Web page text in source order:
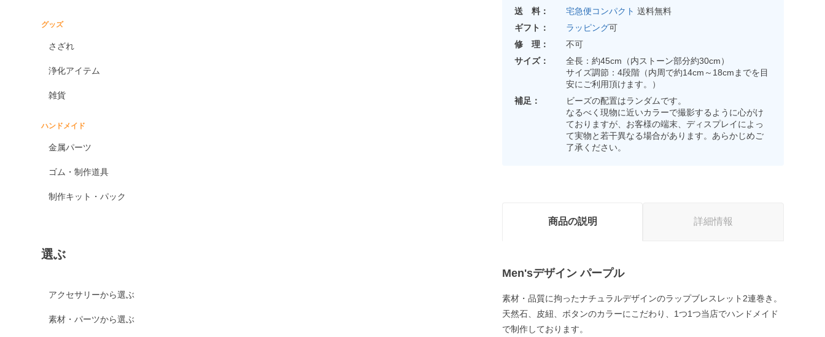
グッズ
さざれ
浄化アイテム
雑貨
ハンドメイド
金属パーツ
ゴム・制作道具
制作キット・パック
選ぶ
アクセサリーから選ぶ
素材・パーツから選ぶ
送 料：
宅急便コンパクト 送料無料
ギフト：
ラッピング可
修 理：
不可
サイズ：
全長：約45cm（内ストーン部分約30cm）
サイズ調節：4段階（内周で約14cm～18cmまでを目
安にご利用頂けます。）
補足：
ビーズの配置はランダムです。
なるべく現物に近いカラーで撮影するように心がけ
ておりますが、お客様の端末、ディスプレイによっ
て実物と若干異なる場合があります。あらかじめご
了承ください。
商品の説明 詳細情報
Men'sデザイン パープル
素材・品質に拘ったナチュラルデザインのラップブレスレット2連巻き。
天然石、皮紐、ボタンのカラーにこだわり、1つ1つ当店でハンドメイド
で制作しております。